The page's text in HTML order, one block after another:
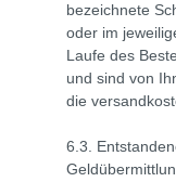
bezeichnete
oder im
Laufe des
und sind von
die
6.3.